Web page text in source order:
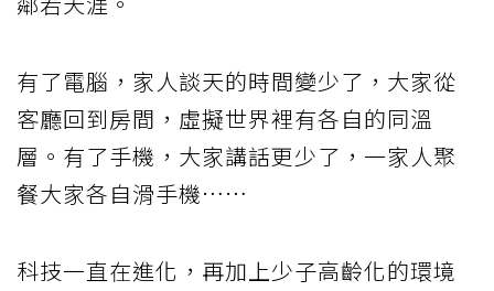
有了電腦，家人談天的時間變少了，大家從
客廳回到房間，虛擬世界裡有各自的同溫
層。有了手機，大家講話更少了，一家人聚
餐大家各自滑手機……
科技一直在進化，再加上少子高齡化的環境